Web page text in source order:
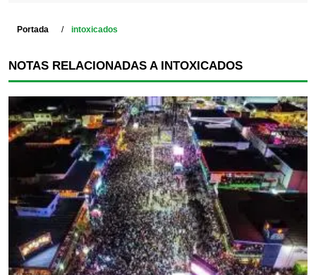
Portada intoxicados
NOTAS RELACIONADAS A INTOXICADOS